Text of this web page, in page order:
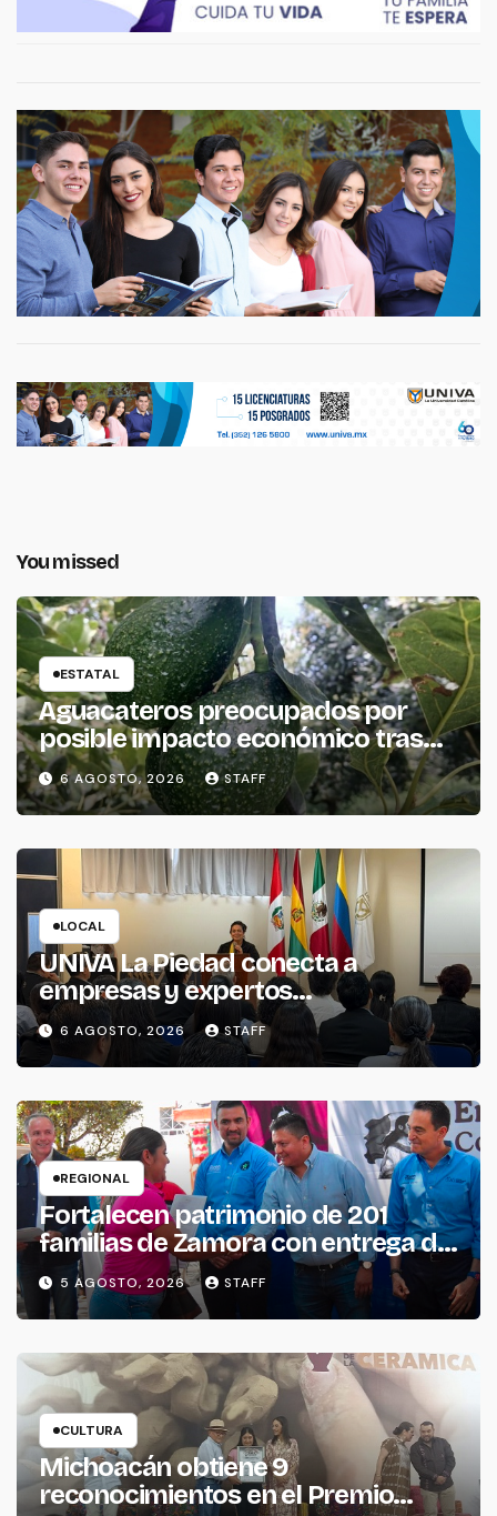
You missed
ESTATAL
Aguacateros preocupados por
posible impacto económico tras
alerta de Estados Unidos
6 AGOSTO, 2026 STAFF
LOCAL
UNIVA La Piedad conecta a
empresas y expertos
internacionales para impulsar la
productividad empresarial
6 AGOSTO, 2026 STAFF
REGIONAL
Fortalecen patrimonio de 201
familias de Zamora con entrega de
escrituras
5 AGOSTO, 2026 STAFF
CULTURA
Michoacán obtiene 9
reconocimientos en el Premio